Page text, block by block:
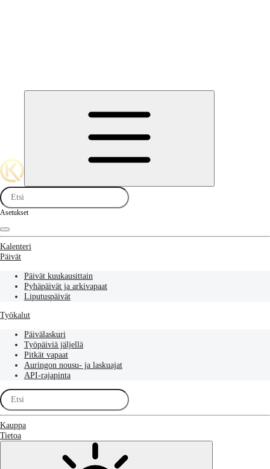
Asetukset
Kalenteri
Päivät
Päivät kuukausittain
Pyhäpäivät ja arkivapaat
Liputuspäivät
Työkalut
Päivälaskuri
Työpäiviä jäljellä
Pitkät vapaat
Auringon nousu- ja laskuajat
API-rajapinta
Kauppa
Tietoa